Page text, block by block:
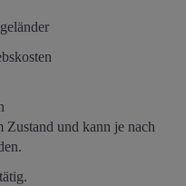
Zustand und kann je nach